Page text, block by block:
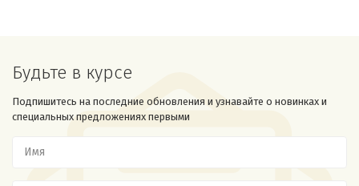
Будьте в курсе
Подпишитесь на последние обновления и узнавайте о новинках и
специальных предложениях первыми